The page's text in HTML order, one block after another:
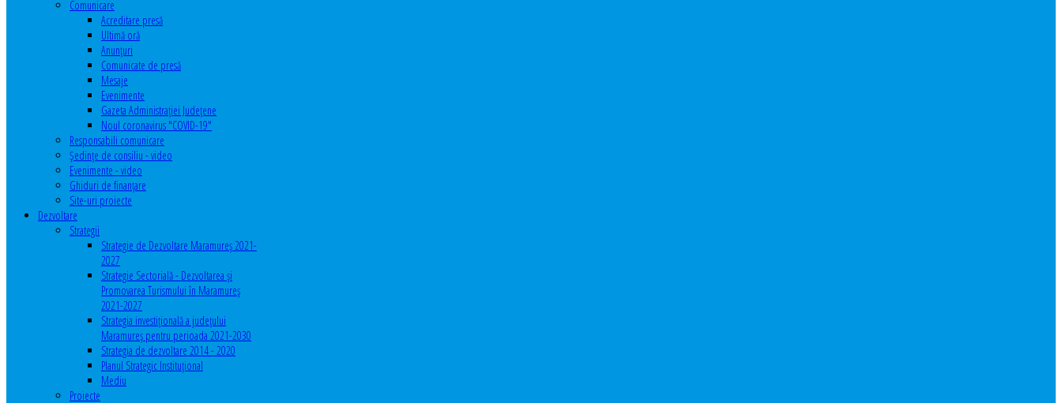
Comunicare
Acreditare presă
Ultimă oră
Anunţuri
Comunicate de presă
Mesaje
Evenimente
Gazeta Administraţiei Judeţene
Noul coronavirus "COVID-19"
Responsabili comunicare
Şedinţe de consiliu - video
Evenimente - video
Ghiduri de finanţare
Site-uri proiecte
Dezvoltare
Strategii
Strategie de Dezvoltare Maramureș 2021-
2027
Strategie Sectorială - Dezvoltarea și
Promovarea Turismului în Maramureș
2021-2027
Strategia investiţională a județului
Maramureș pentru perioada 2021-2030
Strategia de dezvoltare 2014 - 2020
Planul Strategic Instituţional
Mediu
Proiecte